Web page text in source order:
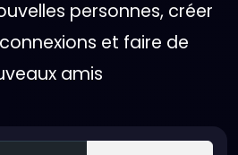
personnes, créer
et faire de
amis